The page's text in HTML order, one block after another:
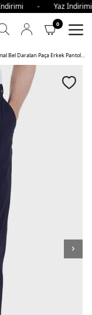
- Yaz
0
Bluemint Comfort Fit Normal Bel Daralan Paça Erkek Pantolon TRAVELTECH